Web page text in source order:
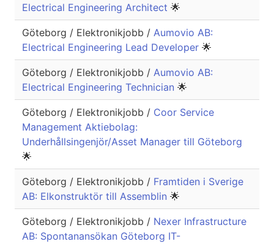
Electrical Engineering Architect 🌟
Göteborg / Elektronikjobb / Aumovio AB:
Electrical Engineering Lead Developer 🌟
Göteborg / Elektronikjobb / Aumovio AB:
Electrical Engineering Technician 🌟
Göteborg / Elektronikjobb / Coor Service
Management Aktiebolag:
Underhållsingenjör/Asset Manager till Göteborg
🌟
Göteborg / Elektronikjobb / Framtiden i Sverige
AB: Elkonstruktör till Assemblin 🌟
Göteborg / Elektronikjobb / Nexer Infrastructure
AB: Spontanansökan Göteborg IT-